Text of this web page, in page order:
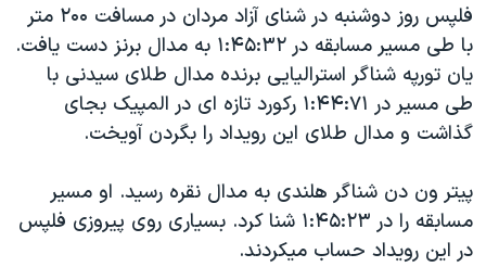
فرهنگ و زندگی
حقوق شهروندی
علم و فناوری
گالری عکس
آرشیو پخش زنده
مستندها
انتخابات ریاست جمهوری آمریکا ۲۰۲۴
حمله جمهوری اسلامی به اسرائیل
رمز مهسا
اعتراضات زن، زندگی، آزادی
مجموعه مستندهای دادخواهی
دنبال کنید
فلپس روز دوشنبه در شنای آزاد مردان در مسافت ۲۰۰ متر
با طی مسير مسابقه در ۱:۴۵:۳۲ به مدال برنز دست يافت.
يان تورپه شناگر استراليايی برنده مدال طلای سيدنی با
طی مسير در ۱:۴۴:۷۱ رکورد تازه ای در المپيک بجای
گذاشت و مدال طلای اين رويداد را بگردن آويخت.
پيتر ون دن شناگر هلندی به مدال نقره رسيد. او مسير
مسابقه را در ۱:۴۵:۲۳ شنا کرد. بسياری روی پيروزی فلپس
در اين رويداد حساب ميکردند.